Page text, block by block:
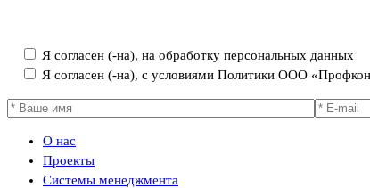
Я согласен (-на), на обработку персональных данных
Я согласен (-на), с условиями Политики ООО
О нас
Проекты
Системы менеджмента